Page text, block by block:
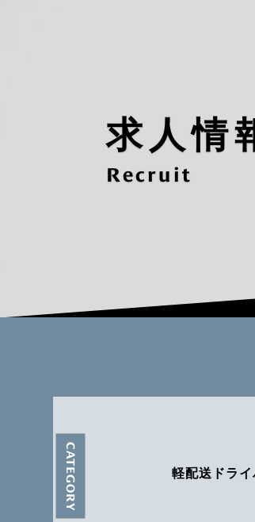
求人情
Recruit
CATEGORY 軽配送ドライ